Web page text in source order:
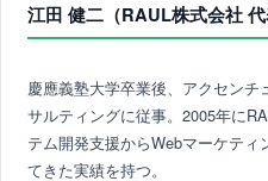
江田 健二（RAUL株式会社 代
慶應義塾大学卒業後、アクセン
サルティングに従事。2005年に
テム開発支援からWebマーケテ
てきた実績を持つ。